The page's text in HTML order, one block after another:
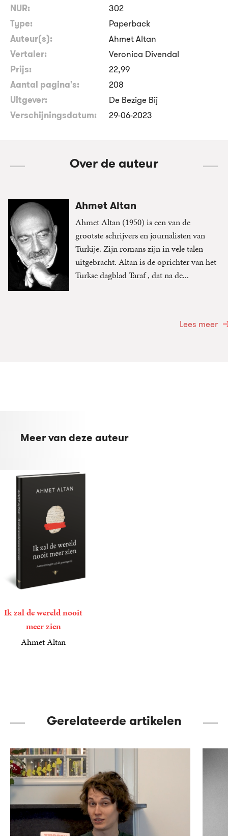
NUR:
302
Type:
Paperback
Auteur(s):
Ahmet Altan
Vertaler:
Veronica Divendal
Prijs:
22,99
Aantal pagina's:
208
Uitgever:
De Bezige Bij
Verschijningsdatum:
29-06-2023
Over de auteur
Ahmet Altan
Ahmet Altan (1950) is een van de
grootste schrijvers en journalisten van
Turkije. Zijn romans zijn in vele talen
uitgebracht. Altan is de oprichter van het
Turkse dagblad Taraf , dat na de...
Lees meer
Meer van deze auteur
Ik zal de wereld nooit
meer zien
Ahmet Altan
Gerelateerde artikelen